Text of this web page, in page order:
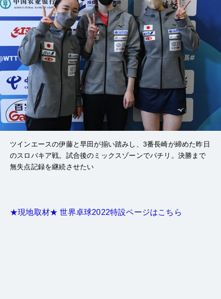
ツインエースの伊藤と早田が揃い踏みし、3番長崎が締めた昨日
のスロバキア戦。試合後のミックスゾーンでパチリ。決勝まで
無失点記録を継続させたい
★現地取材★ 世界卓球2022特設ページはこちら